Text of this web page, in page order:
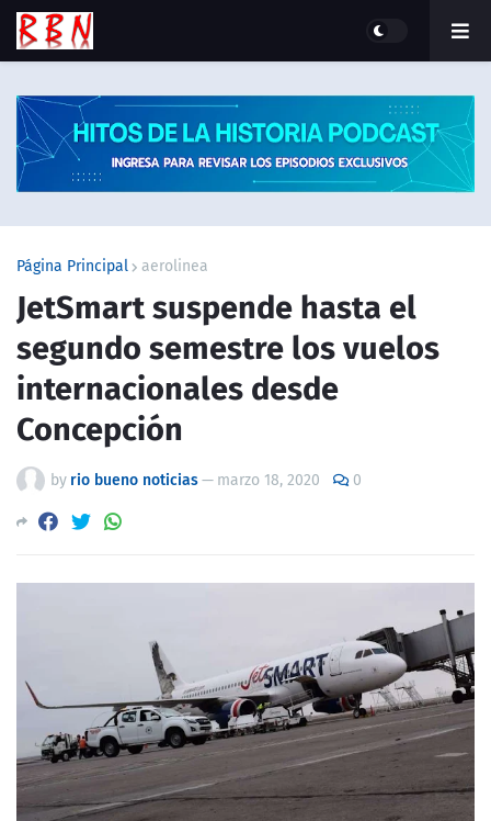
Página Principal aerolinea
JetSmart suspende hasta el
segundo semestre los vuelos
internacionales desde
Concepción
by rio bueno noticias— marzo 18, 2020 0